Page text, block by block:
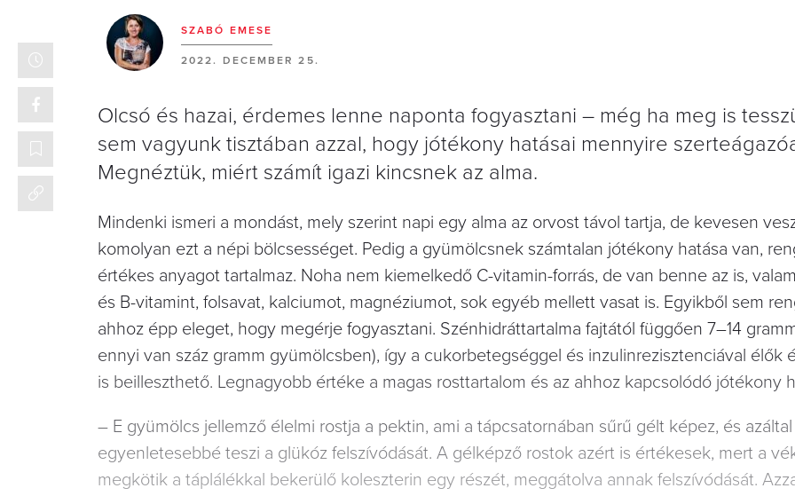
SZABÓ EMESE
2022. DECEMBER 25.
Olcsó és hazai, érdemes lenne naponta fogyasztani – még ha meg is
sem vagyunk tisztában azzal, hogy jótékony hatásai mennyire
Megnéztük, miért számít igazi kincsnek az alma.
Mindenki ismeri a mondást, mely szerint napi egy alma az orvost távol tartja, de kevesen
komolyan ezt a népi bölcsességet. Pedig a gyümölcsnek számtalan jótékony hatása van,
értékes anyagot tartalmaz. Noha nem kiemelkedő C-vitamin-forrás, de van benne az is,
és B-vitamint, folsavat, kalciumot, magnéziumot, sok egyéb mellett vasat is. Egyikből sem
ahhoz épp eleget, hogy megérje fogyasztani. Szénhidráttartalma fajtától függően 7–14
ennyi van száz gramm gyümölcsben), így a cukorbetegséggel és inzulinrezisztenciával élők
is beilleszthető. Legnagyobb értéke a magas rosttartalom és az ahhoz kapcsolódó jótékony
– E gyümölcs jellemző élelmi rostja a pektin, ami a tápcsatornában sűrű gélt képez, és azáltal
egyenletesebbé teszi a glükóz felszívódását. A gélképző rostok azért is értékesek, mert a
megkötik a táplálékkal bekerülő koleszterin egy részét, meggátolva annak felszívódását.